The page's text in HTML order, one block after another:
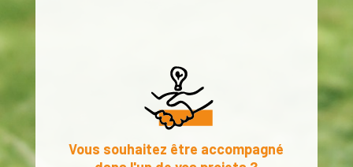
Vous souhaitez être accompagné